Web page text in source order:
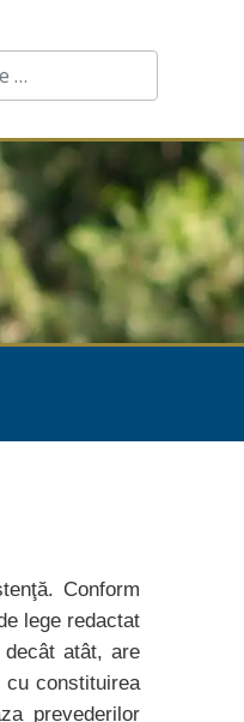
Conform
lege redactat
atât, are
constituirea
prevederilor